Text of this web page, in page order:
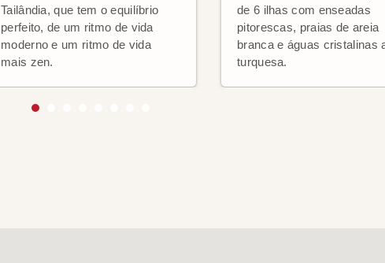
Tailândia, que tem o equilíbrio
perfeito, de um ritmo de vida
moderno e um ritmo de vida
mais zen.
de 6 ilhas com enseadas
pitorescas, praias de areia
branca e águas cristalinas
turquesa.